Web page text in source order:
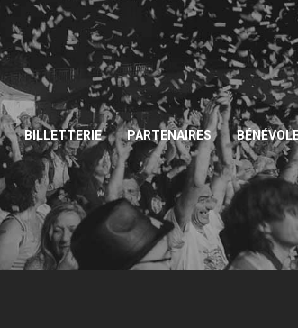
BILLETTERIE PARTENAIRES